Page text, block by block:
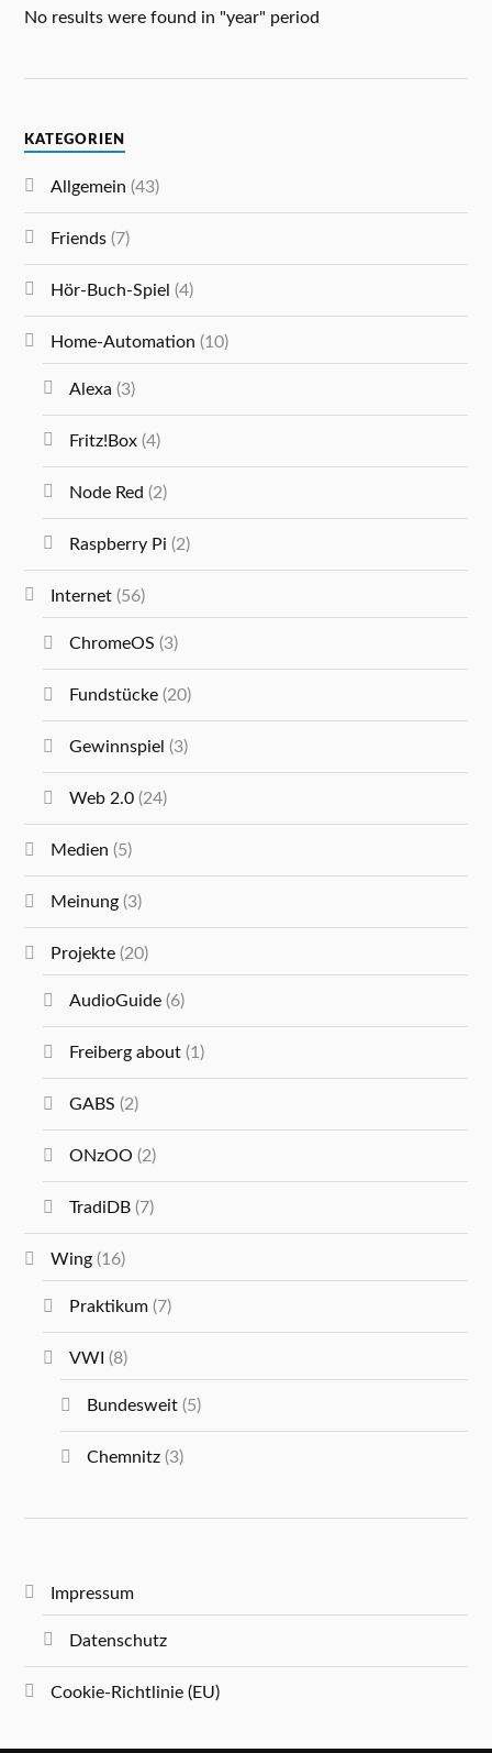
No results were found in "year" period
KATEGORIEN
Allgemein (43)
Friends (7)
Hör-Buch-Spiel (4)
Home-Automation (10)
Alexa (3)
Fritz!Box(4)
Node Red (2)
Raspberry Pi (2)
Internet (56)
ChromeOS (3)
Fundstücke(20)
Gewinnspiel (3)
Web 2.0(24)
Medien (5)
Meinung (3)
Projekte (20)
AudioGuide(6)
Freiberg about(1)
GABS (2)
ONzOO (2)
TradiDB(7)
Wing (16)
Praktikum(7)
VWI (8)
Bundesweit(5)
Chemnitz(3)
Impressum
Datenschutz
Cookie-Richtlinie (EU)